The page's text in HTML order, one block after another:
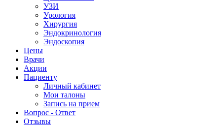
УЗИ
Урология
Хирургия
Эндокринология
Эндоскопия
Цены
Врачи
Акции
Пациенту
Личный кабинет
Мои талоны
Запись на прием
Вопрос - Ответ
Отзывы